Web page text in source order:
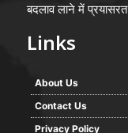
बदलाव लाने में प्रयासरत
Links
About Us
Contact Us
Privacy Policy